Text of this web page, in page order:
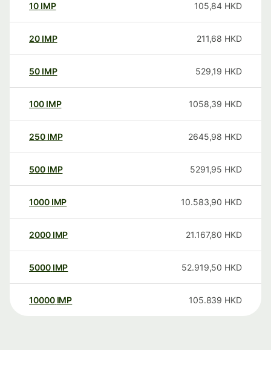
10 IMP 105,84 HKD
20 IMP 211,68 HKD
50 IMP 529,19 HKD
100 IMP 1058,39 HKD
250 IMP 2645,98 HKD
500 IMP 5291,95 HKD
1000 IMP 10.583,90 HKD
2000 IMP 21.167,80 HKD
5000 IMP 52.919,50 HKD
10000 IMP 105.839 HKD